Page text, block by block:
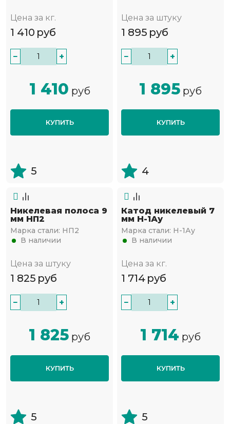
Цена за кг.
1 410 руб
− +
1 410 руб
КУПИТЬ
5
Цена за штуку
1 895 руб
− +
1 895 руб
КУПИТЬ
4
Никелевая полоса 9
мм НП2
Марка стали: НП2
В наличии
Цена за штуку
1 825 руб
− +
1 825 руб
КУПИТЬ
5
Катод никелевый 7
мм Н-1Ау
Марка стали: Н-1Ау
В наличии
Цена за кг.
1 714 руб
− +
1 714 руб
КУПИТЬ
5